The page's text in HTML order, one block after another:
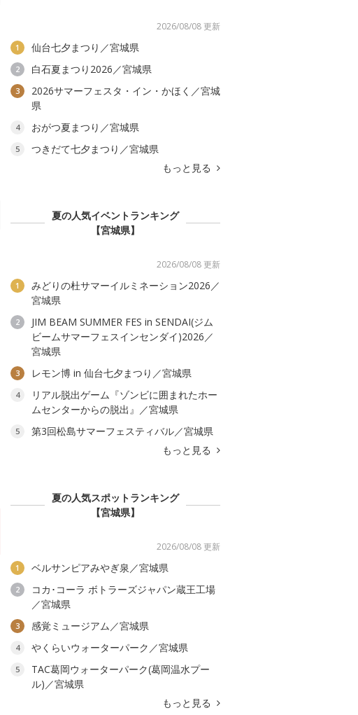
2026/08/08 更新
1 仙台七夕まつり／宮城県
2 白石夏まつり2026／宮城県
3
2026サマーフェスタ・イン・かほく／宮城
県
4 おがつ夏まつり／宮城県
5
つきだて七夕まつり／宮城県
もっと見る
夏の人気イベントランキング
【宮城県】
2026/08/08 更新
1
みどりの杜サマーイルミネーション2026／
宮城県
2
JIM BEAM SUMMER FES in SENDAI(ジム
ビームサマーフェスインセンダイ)2026／
宮城県
3 レモン博 in 仙台七夕まつり／宮城県
4
リアル脱出ゲーム『ゾンビに囲まれたホー
ムセンターからの脱出』／宮城県
5
第3回松島サマーフェスティバル／宮城県
もっと見る
夏の人気スポットランキング
【宮城県】
2026/08/08 更新
1 ベルサンピアみやぎ泉／宮城県
2
コカ･コーラ ボトラーズジャパン蔵王工場
／宮城県
3 感覚ミュージアム／宮城県
4 やくらいウォーターパーク／宮城県
5
TAC葛岡ウォーターパーク(葛岡温水プー
ル)／宮城県
もっと見る